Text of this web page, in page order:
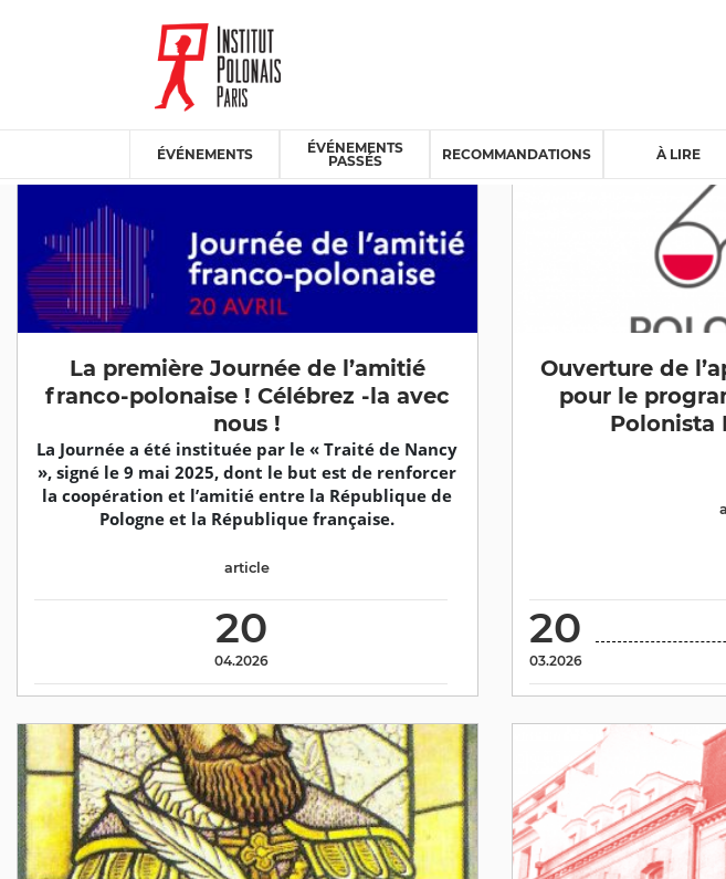
ÉVÉNEMENTS
ÉVÉNEMENTS
PASSÉS
RECOMMANDATIONS À LIRE
La première Journée de l’amitié
franco-polonaise ! Célébrez -la avec
nous !
La Journée a été instituée par le « Traité de Nancy
», signé le 9 mai 2025, dont le but est de renforcer
la coopération et l’amitié entre la République de
Pologne et la République française.
20
04.2026
article
Ouverture de
pour le
Polonista
20
03.2026